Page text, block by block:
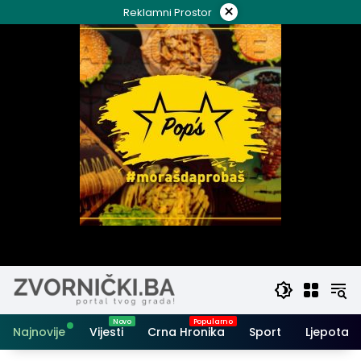
to
Reklamni Prostor ×
Najnovije Vijesti Crna Hronika Sport Ljepota i